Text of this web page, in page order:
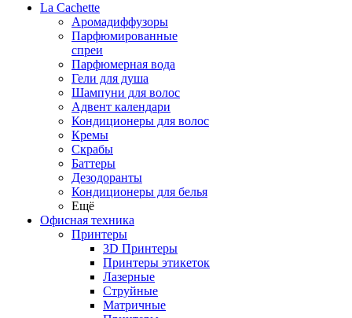
La Cachette
Аромадиффузоры
Парфюмированные
спреи
Парфюмерная вода
Гели для душа
Шампуни для волос
Адвент календари
Кондиционеры для волос
Кремы
Скрабы
Баттеры
Дезодоранты
Кондиционеры для белья
Ещё
Офисная техника
Принтеры
3D Принтеры
Принтеры этикеток
Лазерные
Струйные
Матричные